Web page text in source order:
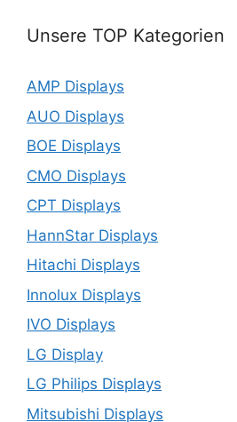
Unsere TOP Kategorien
AMP Displays
AUO Displays
BOE Displays
CMO Displays
CPT Displays
HannStar Displays
Hitachi Displays
Innolux Displays
IVO Displays
LG Display
LG Philips Displays
Mitsubishi Displays